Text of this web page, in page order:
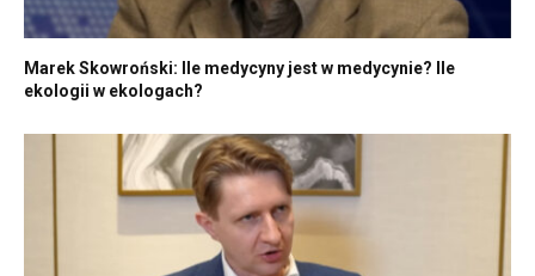
Marek Skowroński: Ile medycyny jest w medycynie? Ile
ekologii w ekologach?